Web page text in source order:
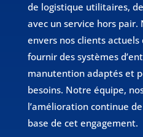
de logistique utilitaires,
avec un service hors
envers nos clients
fournir des systèmes
manutention adaptés et
besoins. Notre équipe,
l’amélioration continue
base de cet engagement.